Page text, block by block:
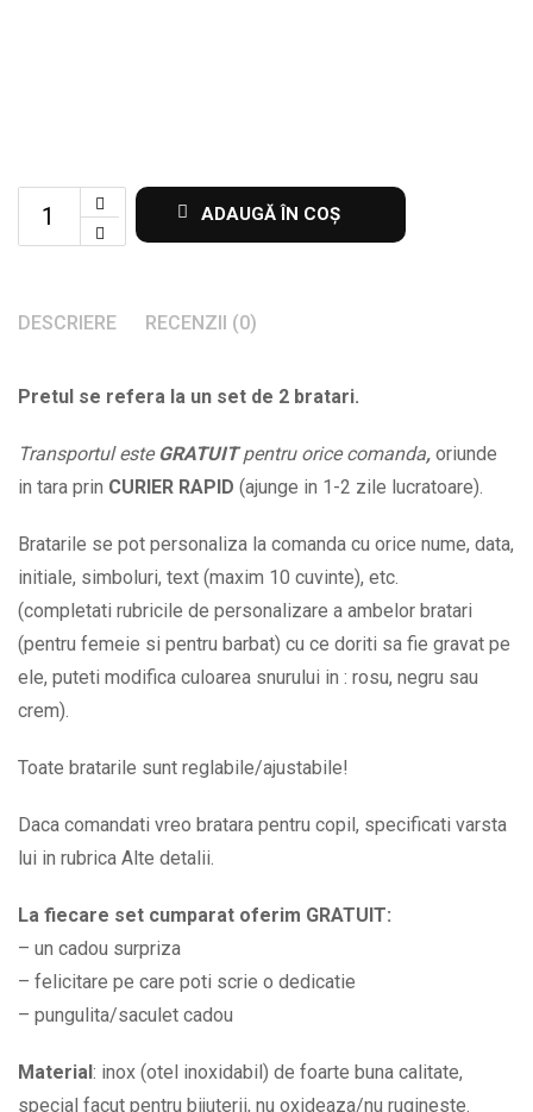
Set
pentru
cu
you
to
the
moon
and
back
quantity
ADAUGĂ ÎN COȘ
DESCRIERE RECENZII (0)
Pretul se refera la un set de 2 bratari.
Transportul esteGRATUITpentru orice comanda, oriunde
in tara prin CURIER RAPID (ajunge in 1-2 zile lucratoare).
Bratarile se pot personaliza la comanda cu orice nume, data,
initiale, simboluri, text (maxim 10 cuvinte), etc.
(completati rubricile de personalizare a ambelor bratari
(pentru femeie si pentru barbat) cu ce doriti sa fie gravat pe
ele, puteti modifica culoarea snurului in : rosu, negru sau
crem).
Toate bratarile sunt reglabile/ajustabile!
Daca comandati vreo bratara pentru copil, specificati varsta
lui in rubrica Alte detalii.
La fiecare set cumparat oferim GRATUIT:
– un cadou surpriza
– felicitare pe care poti scrie o dedicatie
– pungulita/saculet cadou
Material : inox (otel inoxidabil) de foarte buna calitate,
special facut pentru bijuterii, nu oxideaza/nu rugineste.